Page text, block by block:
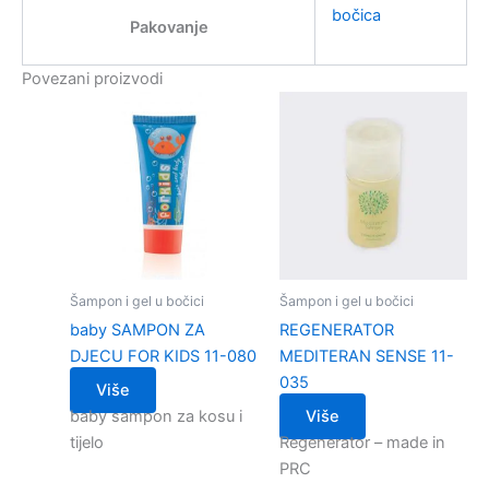
Pakovanje
bočica
Povezani proizvodi
Šampon i gel u bočici
baby SAMPON ZA
DJECU FOR KIDS 11-080
Više
baby sampon za kosu i
tijelo
Šampon i gel u bočici
REGENERATOR
MEDITERAN SENSE 11-
035
Više
Regenerator – made in
PRC